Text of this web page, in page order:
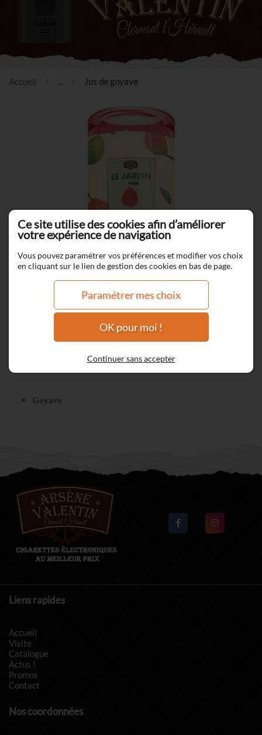
Accueil ... Jus de goyave
Jus de goyave
Goyave
Liens rapides
Accueil
Visite
Catalogue
Actus !
Promos
Contact
Nos coordonnées
Ce site utilise des cookies afin d’améliorer
votre expérience de navigation
Vous pouvez paramétrer vos préférences et modifier vos choix
en cliquant sur le lien de gestion des cookies en bas de page.
Paramétrer mes choix
OK pour moi !
Continuer sans accepter